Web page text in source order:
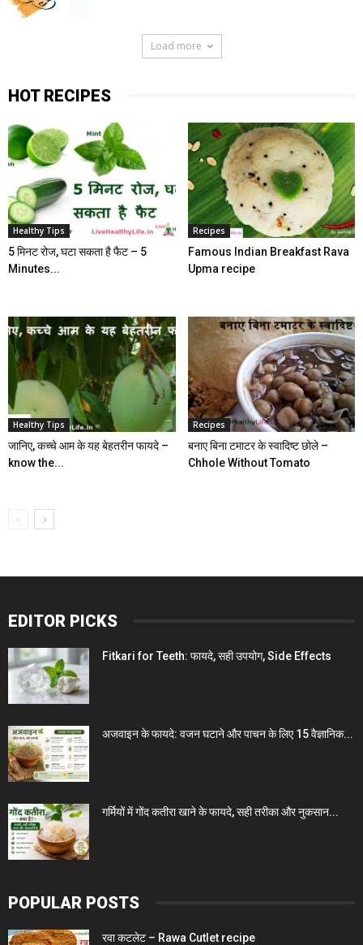
Load more
HOT RECIPES
Healthy Tips
5 मिनट रोज, घटा सकता है फैट – 5
Minutes...
Recipes
Famous Indian Breakfast Rava
Upma recipe
Healthy Tips
जानिए, कच्चे आम के यह बेहतरीन फायदे –
know the...
Recipes
बनाए बिना टमाटर के स्वादिष्ट छोले –
Chhole Without Tomato
EDITOR PICKS
Fitkari for Teeth: फायदे, सही उपयोग, Side Effects
अजवाइन के फायदे: वजन घटाने और पाचन के लिए 15 वैज्ञानिक...
गर्मियों में गोंद कतीरा खाने के फायदे, सही तरीका और नुकसान...
POPULAR POSTS
रवा कटलेट – Rawa Cutlet recipe